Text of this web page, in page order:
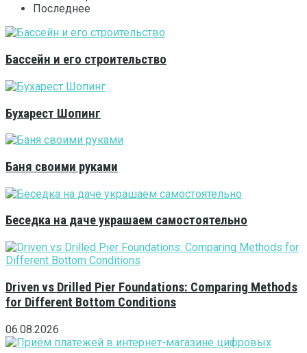
Последнее
Бассейн и его строительство
Бухарест Шопинг
Баня своими руками
Беседка на даче украшаем самостоятельно
Driven vs Drilled Pier Foundations: Comparing Methods
for Different Bottom Conditions
06.08.2026